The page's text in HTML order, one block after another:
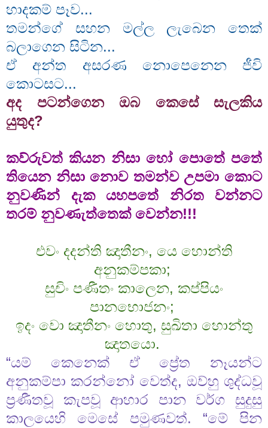
හාදකම් පෑව...
තමන්ගේ සහන මල්ල ලැබෙන තෙක්
බලාගෙන සිටින...
ඒ අන්ත අසරණ නොපෙනෙන ජීවි
කොටසට...
අද පටන්ගෙන ඔබ කෙසේ සැලකිය
යුතුද?
කව්රුවත් කියන නිසා හෝ පොතේ පතේ
තියෙන නිසා නොව තමන්ව උපමා කොට
නුවණින් දැක යහපතේ නිරත වන්නට
තරම් නුවණැත්තෙක් වෙන්න!!!
එවං දදන්ති ඤාතීනං, යෙ හොන්ති
අනුකම්පකා;
සුචිං පණීතං කාලෙන, කප්පියං
පානභොජනං;
ඉදං වො ඤාතීනං හොතු, සුඛිතා හොන්තු
ඤාතයො.
“යම් කෙනෙක් ඒ ප්‍රේත නෑයන්ට
අනුකම්පා කරන්නෝ වෙත්ද, ඔව්හු ශුද්ධවූ
ප්‍රණීතවූ කැපවූ ආහාර පාන වර්ග සුදුසු
කාලයෙහි මෙසේ පමුණවත්. “මේ පින